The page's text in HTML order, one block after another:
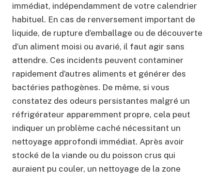
immédiat, indépendamment de votre calendrier
habituel. En cas de renversement important de
liquide, de rupture d’emballage ou de découverte
d’un aliment moisi ou avarié, il faut agir sans
attendre. Ces incidents peuvent contaminer
rapidement d’autres aliments et générer des
bactéries pathogènes. De même, si vous
constatez des odeurs persistantes malgré un
réfrigérateur apparemment propre, cela peut
indiquer un problème caché nécessitant un
nettoyage approfondi immédiat. Après avoir
stocké de la viande ou du poisson crus qui
auraient pu couler, un nettoyage de la zone